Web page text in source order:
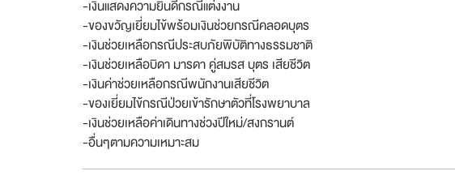
-เงินแสดงความยินดีกรณีแต่งงาน
-ของขวัญเยี่ยมไข้พร้อมเงินช่วยกรณีคลอดบุตร
-เงินช่วยเหลือกรณีประสบภัยพิบัติทางธรรมชาติ
-เงินช่วยเหลือบิดา มารดา คู่สมรส บุตร เสียชีวิต
-เงินค่าช่วยเหลือกรณีพนักงานเสียชีวิต
-ของเยี่ยมไข้กรณีป่วยเข้ารักษาตัวที่โรงพยาบาล
-เงินช่วยเหลือค่าเดินทางช่วงปีใหม่/สงกรานต์
-อื่นๆตามความเหมาะสม